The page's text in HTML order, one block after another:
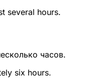
several hours.
часов.
six hours.